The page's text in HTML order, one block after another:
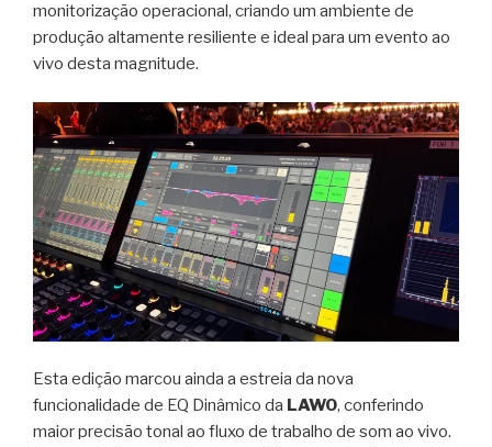
monitorização operacional, criando um ambiente de
produção altamente resiliente e ideal para um evento ao
vivo desta magnitude.
Esta edição marcou ainda a estreia da nova
funcionalidade de EQ Dinâmico da LAWO, conferindo
maior precisão tonal ao fluxo de trabalho de som ao vivo.